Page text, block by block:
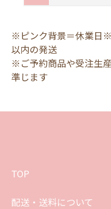
※ピンク背景＝休業日
以内の発送
※ご予約商品や受注生
準じます
TOP
配送・送料について